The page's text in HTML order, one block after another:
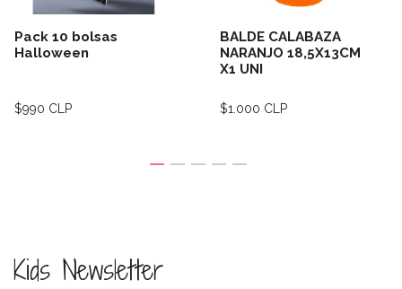
Pack 10 bolsas
Halloween
$990 CLP
BALDE CALABAZA
NARANJO 18,5X13CM
X1 UNI
$1.000 CLP
Kids Newsletter